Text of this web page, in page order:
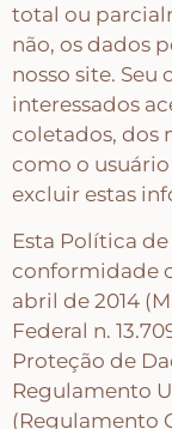
Coleção
Tecidos
Tecidos de
Tecidos com
Listrados e
Tecidos
total ou
não, os dados
nosso site. Seu
interessados
coletados, dos
como o
excluir estas
Esta Política
conformidade
abril de 2014
Federal n.
Proteção de
Regulamento
(Regulamento